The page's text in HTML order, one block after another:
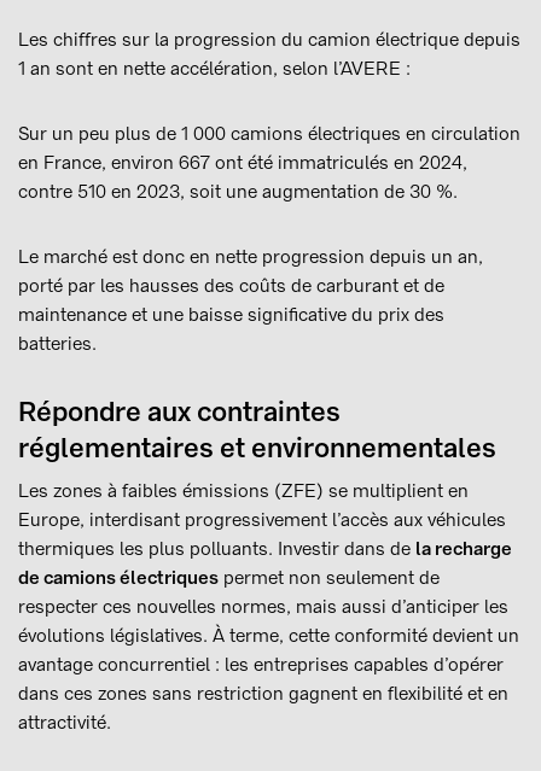
Les chiffres sur la progression du camion électrique depuis
1 an sont en nette accélération, selon l’AVERE :
Sur un peu plus de 1 000 camions électriques en circulation
en France, environ 667 ont été immatriculés en 2024,
contre 510 en 2023, soit une augmentation de 30 %.
Le marché est donc en nette progression depuis un an,
porté par les hausses des coûts de carburant et de
maintenance et une baisse significative du prix des
batteries.
Répondre aux contraintes
réglementaires et environnementales
Les zones à faibles émissions (ZFE) se multiplient en
Europe, interdisant progressivement l’accès aux véhicules
thermiques les plus polluants. Investir dans de la recharge
de camions électriques permet non seulement de
respecter ces nouvelles normes, mais aussi d’anticiper les
évolutions législatives. À terme, cette conformité devient un
avantage concurrentiel : les entreprises capables d’opérer
dans ces zones sans restriction gagnent en flexibilité et en
attractivité.